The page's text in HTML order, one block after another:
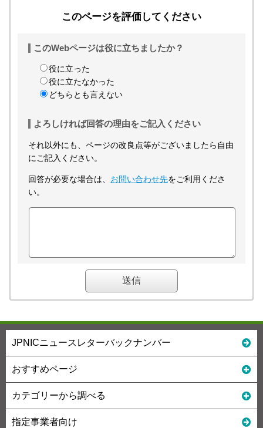
このページを評価してください
このWebページは役に立ちましたか？
役に立った
役に立たなかった
どちらとも言えない
よろしければ回答の理由をご記入ください
それ以外にも、ページの改良点等がございましたら自由
にご記入ください。
回答が必要な場合は、 お問い合わせ先をご利用くださ
い。
JPNICニュースレターバックナンバー
おすすめページ
カテゴリーから調べる
指定事業者向け